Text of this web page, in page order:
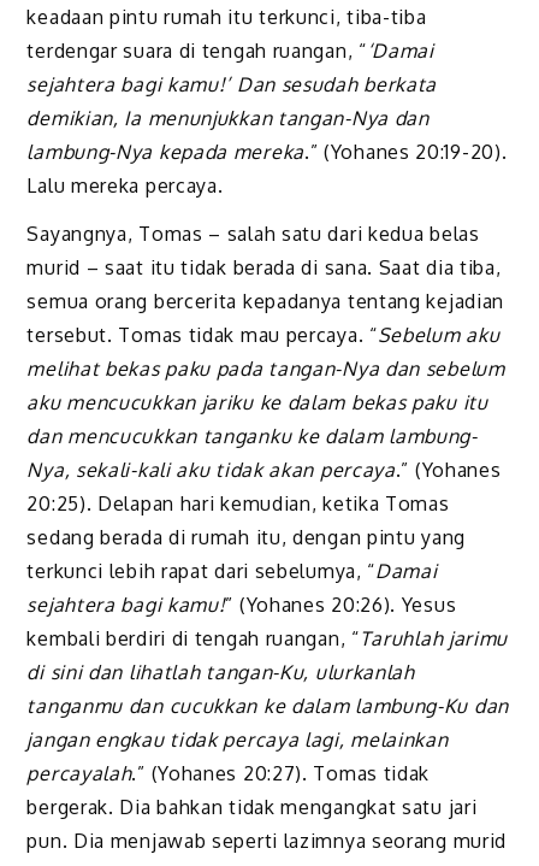
keadaan pintu rumah itu terkunci, tiba-tiba
terdengar suara di tengah ruangan, “ ‘Damai
sejahtera bagi kamu!’ Dan sesudah berkata
demikian, Ia menunjukkan tangan-Nya dan
lambung-Nya kepada mereka.” (Yohanes 20:19-20).
Lalu mereka percaya.
Sayangnya, Tomas – salah satu dari kedua belas
murid – saat itu tidak berada di sana. Saat dia tiba,
semua orang bercerita kepadanya tentang kejadian
tersebut. Tomas tidak mau percaya. “Sebelum aku
melihat bekas paku pada tangan-Nya dan sebelum
aku mencucukkan jariku ke dalam bekas paku itu
dan mencucukkan tanganku ke dalam lambung-
Nya, sekali-kali aku tidak akan percaya.” (Yohanes
20:25). Delapan hari kemudian, ketika Tomas
sedang berada di rumah itu, dengan pintu yang
terkunci lebih rapat dari sebelumya, “Damai
sejahtera bagi kamu!” (Yohanes 20:26). Yesus
kembali berdiri di tengah ruangan, “Taruhlah jarimu
di sini dan lihatlah tangan-Ku, ulurkanlah
tanganmu dan cucukkan ke dalam lambung-Ku dan
jangan engkau tidak percaya lagi, melainkan
percayalah.” (Yohanes 20:27). Tomas tidak
bergerak. Dia bahkan tidak mengangkat satu jari
pun. Dia menjawab seperti lazimnya seorang murid